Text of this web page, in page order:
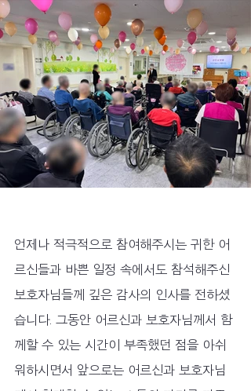
언제나 적극적으로 참여해주시는 귀한 어
르신들과 바쁜 일정 속에서도 참석해주신
보호자님들께 깊은 감사의 인사를 전하셨
습니다. 그동안 어르신과 보호자님께서 함
께할 수 있는 시간이 부족했던 점을 아쉬
워하시면서 앞으로는 어르신과 보호자님